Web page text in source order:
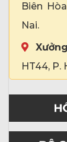
Biên
Nai.
HT44, P.